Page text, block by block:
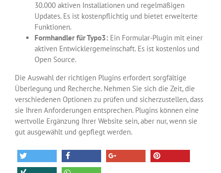
30.000 aktiven Installationen und regelmäßigen
Updates. Es ist kostenpflichtig und bietet erweiterte
Funktionen.
Formhandler für Typo3: Ein Formular-Plugin mit einer
aktiven Entwicklergemeinschaft. Es ist kostenlos und
Open Source.
Die Auswahl der richtigen Plugins erfordert sorgfältige
Überlegung und Recherche. Nehmen Sie sich die Zeit, die
verschiedenen Optionen zu prüfen und sicherzustellen, dass
sie Ihren Anforderungen entsprechen. Plugins können eine
wertvolle Ergänzung Ihrer Website sein, aber nur, wenn sie
gut ausgewählt und gepflegt werden.